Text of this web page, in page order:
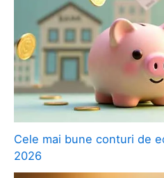
Cele mai bune conturi de
2026